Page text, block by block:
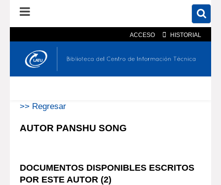
ACCESO HISTORIAL
En el catálogo En el sitio
>> Regresar
AUTOR PANSHU SONG
DOCUMENTOS DISPONIBLES ESCRITOS
POR ESTE AUTOR (2)